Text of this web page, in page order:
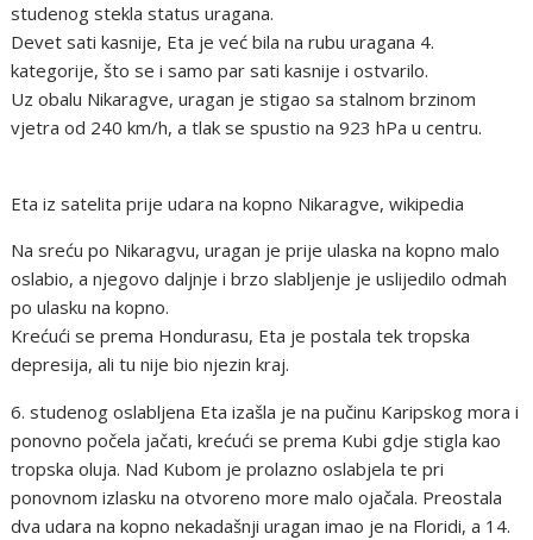
studenog stekla status uragana.
Devet sati kasnije, Eta je već bila na rubu uragana 4.
kategorije, što se i samo par sati kasnije i ostvarilo.
Uz obalu Nikaragve, uragan je stigao sa stalnom brzinom
vjetra od 240 km/h, a tlak se spustio na 923 hPa u centru.
Eta iz satelita prije udara na kopno Nikaragve, wikipedia
Na sreću po Nikaragvu, uragan je prije ulaska na kopno malo
oslabio, a njegovo daljnje i brzo slabljenje je uslijedilo odmah
po ulasku na kopno.
Krećući se prema Hondurasu, Eta je postala tek tropska
depresija, ali tu nije bio njezin kraj.
6. studenog oslabljena Eta izašla je na pučinu Karipskog mora i
ponovno počela jačati, krećući se prema Kubi gdje stigla kao
tropska oluja. Nad Kubom je prolazno oslabjela te pri
ponovnom izlasku na otvoreno more malo ojačala. Preostala
dva udara na kopno nekadašnji uragan imao je na Floridi, a 14.